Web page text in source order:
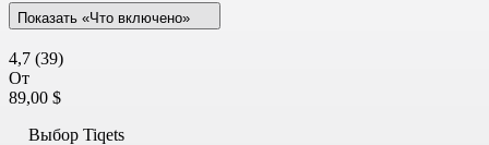
Показать «Что включено»
4,7 (39)
От
89,00 $
Выбор Tiqets